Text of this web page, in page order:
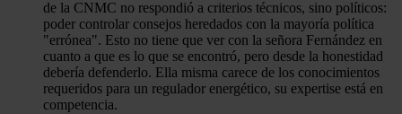
de la CNMC no respondió a criterios técnicos, sino políticos:
poder controlar consejos heredados con la mayoría política
"errónea". Esto no tiene que ver con la señora Fernández en
cuanto a que es lo que se encontró, pero desde la honestidad
debería defenderlo. Ella misma carece de los conocimientos
requeridos para un regulador energético, su expertise está en
competencia.